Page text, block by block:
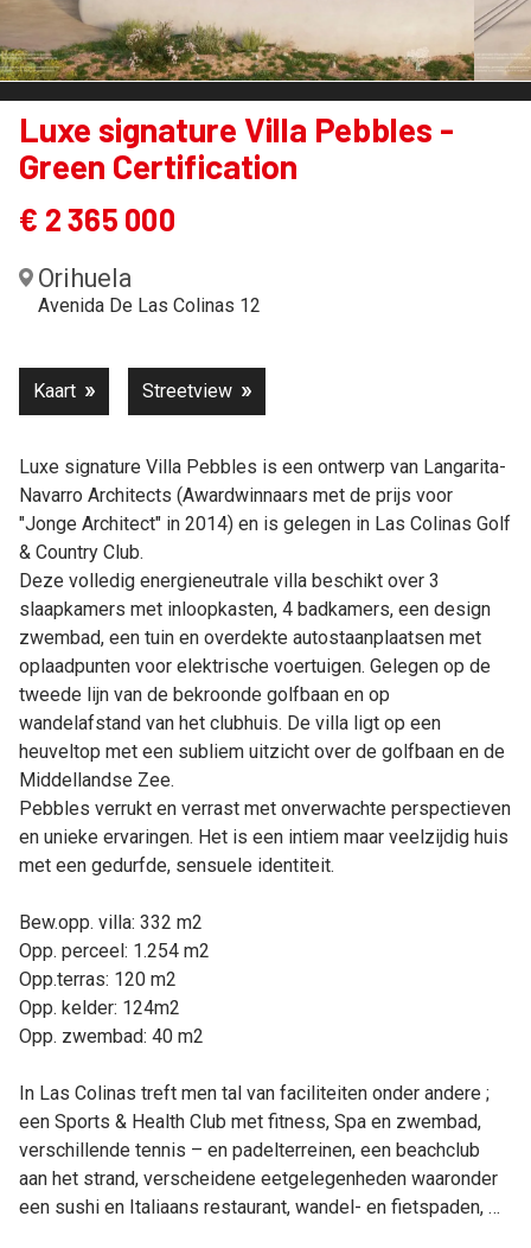
Luxe signature Villa Pebbles -
Green Certification
€ 2 365 000
Orihuela
Avenida De Las Colinas 12
Kaart Streetview
Luxe signature Villa Pebbles is een ontwerp van Langarita-
Navarro Architects (Awardwinnaars met de prijs voor
"Jonge Architect" in 2014) en is gelegen in Las Colinas Golf
& Country Club.
Deze volledig energieneutrale villa beschikt over 3
slaapkamers met inloopkasten, 4 badkamers, een design
zwembad, een tuin en overdekte autostaanplaatsen met
oplaadpunten voor elektrische voertuigen. Gelegen op de
tweede lijn van de bekroonde golfbaan en op
wandelafstand van het clubhuis. De villa ligt op een
heuveltop met een subliem uitzicht over de golfbaan en de
Middellandse Zee.
Pebbles verrukt en verrast met onverwachte perspectieven
en unieke ervaringen. Het is een intiem maar veelzijdig huis
met een gedurfde, sensuele identiteit.
Bew.opp. villa: 332 m2
Opp. perceel: 1.254 m2
Opp.terras: 120 m2
Opp. kelder: 124m2
Opp. zwembad: 40 m2
In Las Colinas treft men tal van faciliteiten onder andere ;
een Sports & Health Club met fitness, Spa en zwembad,
verschillende tennis – en padelterreinen, een beachclub
aan het strand, verscheidene eetgelegenheden waaronder
een sushi en Italiaans restaurant, wandel- en fietspaden, …